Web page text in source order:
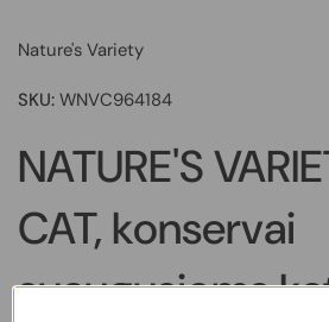
Nature's Variety
SKU: WNVC964184
NATURE'S
CAT, konservai
suaugusioms